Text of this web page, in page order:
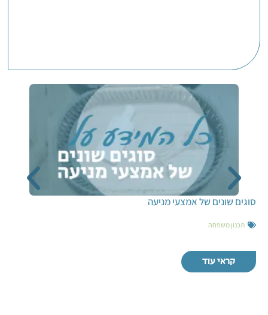
סוגים שונים של אמצעי מניעה
תכנון משפחה
קראי עוד